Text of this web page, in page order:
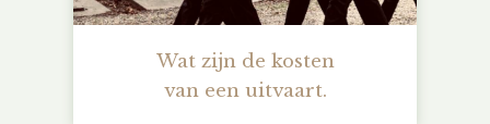
Wat zijn de kosten
van een uitvaart.